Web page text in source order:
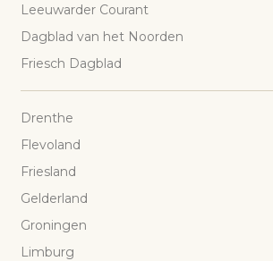
Leeuwarder Courant
Dagblad van het Noorden
Friesch Dagblad
Drenthe
Flevoland
Friesland
Gelderland
Groningen
Limburg